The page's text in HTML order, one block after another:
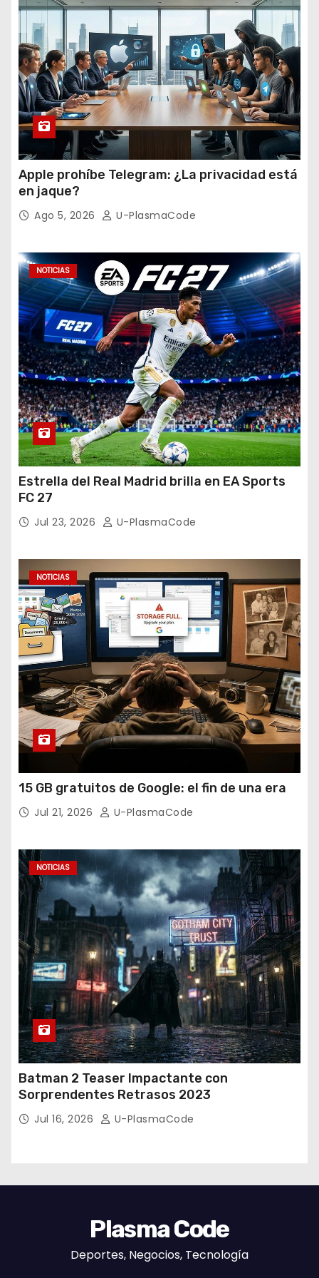
Apple prohíbe Telegram: ¿La privacidad está
en jaque?
Ago 5, 2026 U-PlasmaCode
NOTICIAS
Estrella del Real Madrid brilla en EA Sports
FC 27
Jul 23, 2026 U-PlasmaCode
NOTICIAS
15 GB gratuitos de Google: el fin de una era
Jul 21, 2026 U-PlasmaCode
NOTICIAS
Batman 2 Teaser Impactante con
Sorprendentes Retrasos 2023
Jul 16, 2026 U-PlasmaCode
Plasma Code
Deportes, Negocios, Tecnología